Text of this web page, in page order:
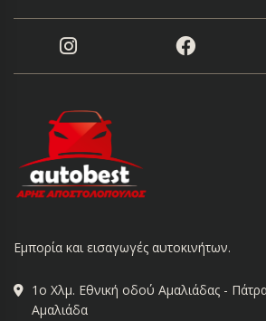
Εμπορία και εισαγωγές αυτοκινήτων.
1ο Χλμ. Εθνική οδού Αμαλιάδας -
Αμαλιάδα